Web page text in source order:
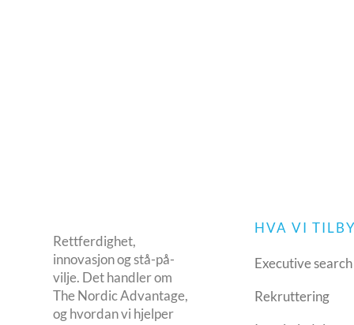
Rettferdighet,
innovasjon og stå-på-
vilje. Det handler om
The Nordic Advantage,
og hvordan vi hjelper
HVA VI
Executive search
Rekruttering